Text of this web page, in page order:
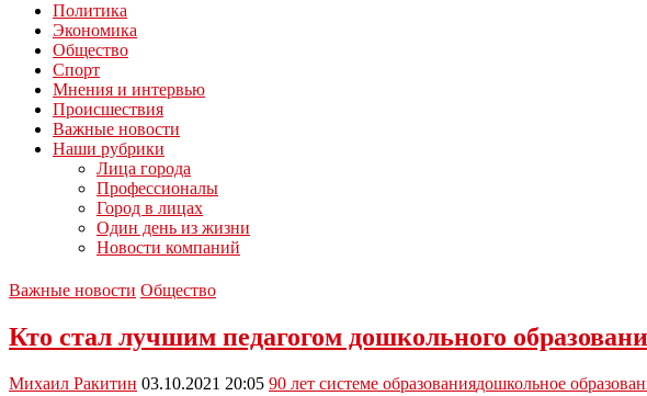
Политика
Экономика
Общество
Спорт
Мнения и интервью
Происшествия
Важные новости
Наши рубрики
Лица города
Профессионалы
Город в лицах
Один день из жизни
Новости компаний
Важные новости Общество
Кто стал лучшим педагогом дошкольного
Михаил Ракитин 03.10.2021 20:05 90 лет системе образованиядошкольное